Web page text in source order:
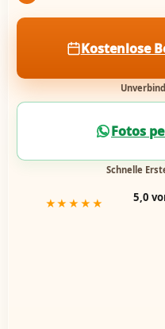
Kostenlose
Fotos
Schnelle
★★★★★
5,0